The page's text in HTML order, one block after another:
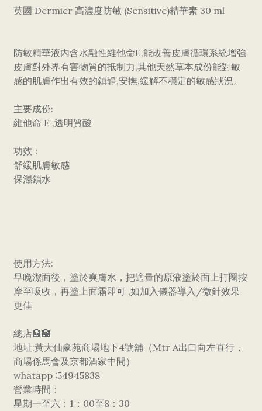
英國 Dermier 高濃度防敏 (Sensitive)精華素 30 ml
防敏精華液內含水融性維他命E,能改善皮膚循環系統增強
皮膚對外界有害物質的抵制力,其他天然草本成份能對敏
感的肌膚作出有效的鎮靜,安撫,緩解不穩定的敏感狀況。
主要成份:
維他命 E ,透明質酸
功效：
舒緩肌膚敏感
保濕鎖水
使用方法:
早晚潔面後，塗於爽膚水，把適量的原液塗於面上打圈按
摩至吸收，再塗上面霜即可 ,如加入儀器導入/微針效果
更佳
總店🏦🏦
地址:黃大仙豪苑商場地下4號舖（Mtr A出口向左直行，
商場係馬會及京都酒家中間）
whatapp :54945838
營業時間：
星期一至六：1：00至8：30